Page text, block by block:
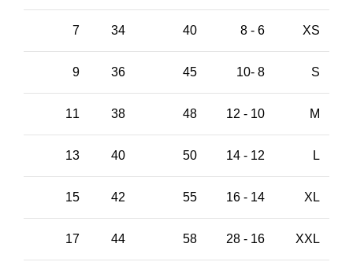
XS
6 - 8
40
34
7
S
8 -10
45
36
9
M
10 - 12
48
38
11
L
12 - 14
50
40
13
XL
14 - 16
55
42
15
XXL
16 - 28
58
44
17